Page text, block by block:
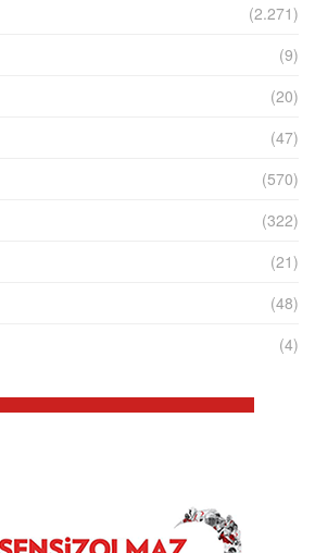
(2.271)
(9)
(20)
(47)
(570)
(322)
(21)
(48)
(4)